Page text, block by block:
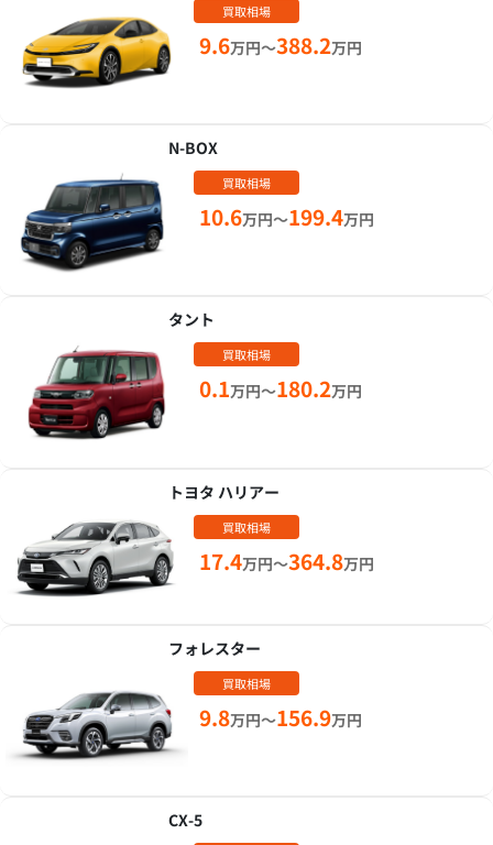
買取相場
9.6万円～388.2万円
N-BOX
買取相場
10.6万円～199.4万円
タント
買取相場
0.1万円～180.2万円
トヨタ ハリアー
買取相場
17.4万円～364.8万円
フォレスター
買取相場
9.8万円～156.9万円
CX-5